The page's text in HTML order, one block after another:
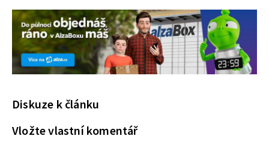
Diskuze k článku
Vložte vlastní komentář